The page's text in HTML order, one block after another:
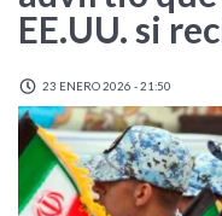
EE.UU. si
23 ENERO 2026 - 21:50